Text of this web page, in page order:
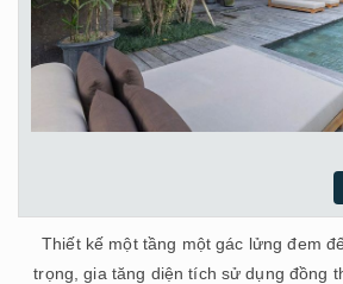
Thiết kế một tầng một gác lửng đem
trọng, gia tăng diện tích sử dụng đồng